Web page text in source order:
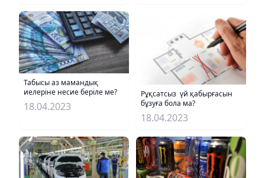
Табысы аз мамандық
иелеріне несие беріле ме?
18.04.2023
Рұқсатсыз үй қабырғасын
бұзуға бола ма?
18.04.2023